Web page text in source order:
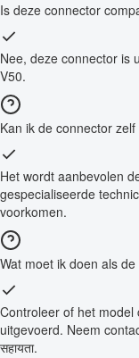
Is deze connector
Nee, deze connector is
V50.
Kan ik de connector
Het wordt aanbevolen
gespecialiseerde
voorkomen.
Wat moet ik doen als
Controleer of het
uitgevoerd. Neem
सहायता.